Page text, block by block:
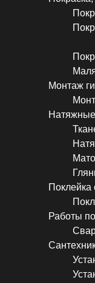
Монтаж
Поклейка
Работы